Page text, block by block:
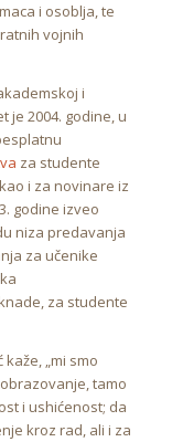
i osoblja, te
vojnih
i
je 2004. godine, u
za studente
i za novinare iz
godine izveo
niza predavanja
za učenike
za studente
„mi smo
tamo
i ushićenost; da
kroz rad, ali i za